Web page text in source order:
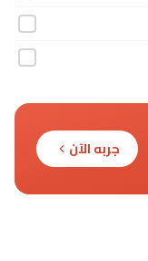
جربه الآن